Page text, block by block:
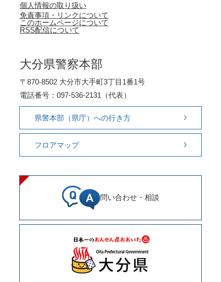
個人情報の取り扱い
免責事項・リンクについて
このホームページについて
RSS配信について
大分県警察本部
〒870-8502 大分市大手町3丁目1番1号
電話番号：097-536-2131（代表）
県警本部（県庁）への行き方
フロアマップ
問い合わせ・相談